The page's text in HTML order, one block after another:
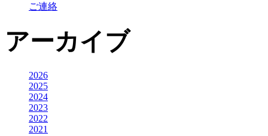
ご連絡
アーカイブ
2026
2025
2024
2023
2022
2021